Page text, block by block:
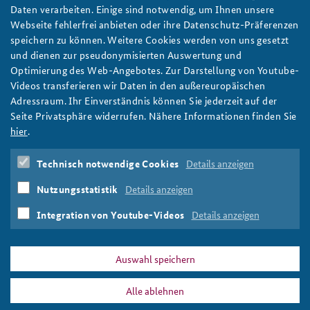
2026 für die deutsche Krisenvorsorge bedeutet
Der Berliner Blackout Anfang 2026 verdeutlicht dringenden
Handlungsbedarf für Resilienz und Krisenvorsorge in
Deutschland, schreibt ein Autorenteam des IFSH. Foto:
THW/Viktoria Pfeiffer
weiter
Arbeitspapier ,KRITIS,Kritische Infrastruktur,Berlin,
Energieversorgung,KRITIS-Dachgesetz,Krisenvorsorge,
Notstrom,Resilienz,Kommunen Katastrophenschutz
Bevölkerungsschutz
,Zivilschutz,
Sabotage, Desinformation,Cyberangriffe
Zivilgesellschcaft,Solidarität,Handlungsbedarf
DATA PRIVACY IMPRINT
Daten verarbeiten. Einige sind notwendig, um Ihnen unsere
Webseite fehlerfrei anbieten oder ihre Datenschutz-Präferenzen
speichern zu können. Weitere Cookies werden von uns gesetzt
und dienen zur pseudonymisierten Auswertung und
Optimierung des Web-Angebotes. Zur Darstellung von Youtube-
Videos transferieren wir Daten in den außereuropäischen
Adressraum. Ihr Einverständnis können Sie jederzeit auf der
Seite Privatsphäre widerrufen. Nähere Informationen finden Sie
hier.
Technisch notwendige Cookies Details anzeigen
Nutzungsstatistik Details anzeigen
Integration von Youtube-Videos Details anzeigen
Auswahl speichern
Alle ablehnen